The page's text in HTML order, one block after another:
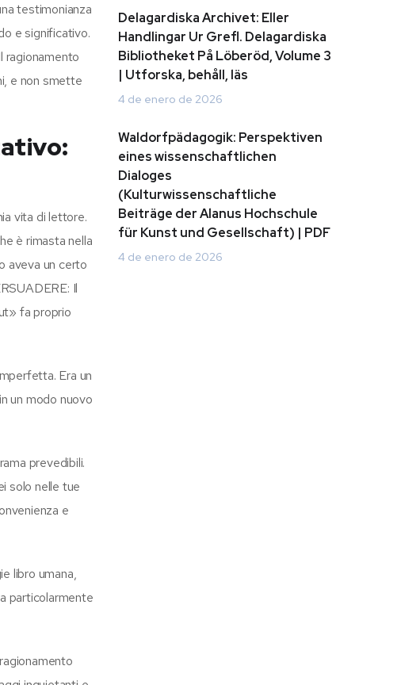
testimonianza
e significativo.
ragionamento
e non smette
vita di lettore.
è rimasta nella
aveva un certo
Il
fa proprio
Era un
un modo nuovo
prevedibili.
solo nelle tue
e
libro umana,
particolarmente
Delagardiska Archivet: Eller
Handlingar Ur Grefl. Delagardiska
Bibliotheket På Löberöd, Volume 3
| Utforska, behåll, läs
4 de enero de 2026
Waldorfpädagogik: Perspektiven
eines wissenschaftlichen
Dialoges
(Kulturwissenschaftliche
Beiträge der Alanus Hochschule
für Kunst und Gesellschaft) | PDF
4 de enero de 2026